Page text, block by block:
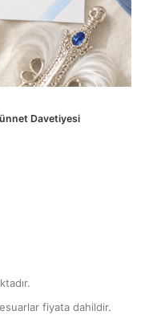
Davetiyesi
fiyata dahildir.